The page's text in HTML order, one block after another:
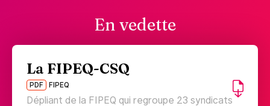
En vedette
La FIPEQ-CSQ
PDF FIPEQ
Dépliant de la FIPEQ qui regroupe 23 syndicats